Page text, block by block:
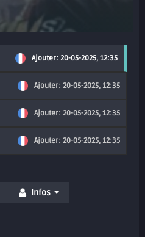
Ajouter: 20-05-2025, 12:35
Ajouter: 20-05-2025, 12:35
Ajouter: 20-05-2025, 12:35
Ajouter: 20-05-2025, 12:35
Infos